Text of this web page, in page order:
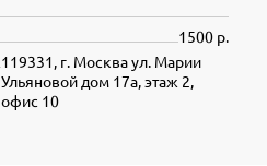
1500 р.
119331, г. Москва ул. Марии
Ульяновой дом 17а, этаж 2,
офис 10